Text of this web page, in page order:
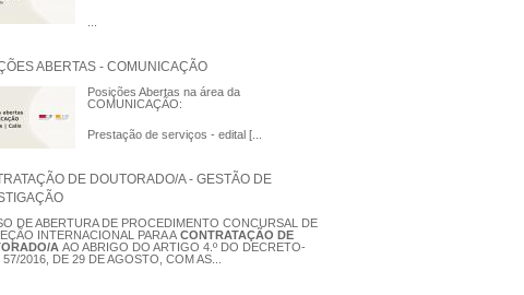
ABERTAS - COMUNICAÇÃO
Posições Abertas na área da
COMUNICAÇÃO:
Prestação de serviços - edital [...
DE DOUTORADO/A - GESTÃO DE
DE ABERTURA DE PROCEDIMENTO CONCURSAL DE
INTERNACIONAL PARA A CONTRATAÇÃO DE
AAO ABRIGO DO ARTIGO 4.º DO DECRETO-
57/2016, DE 29 DE AGOSTO, COM AS...